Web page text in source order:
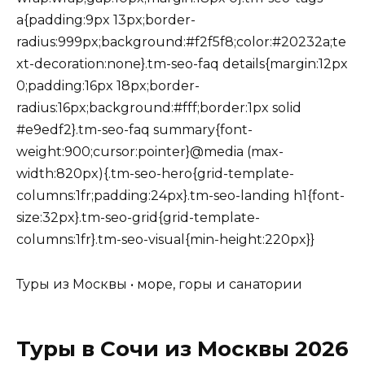
a{padding:9px 13px;border-
radius:999px;background:#f2f5f8;color:#20232a;te
xt-decoration:none}.tm-seo-faq details{margin:12px
0;padding:16px 18px;border-
radius:16px;background:#fff;border:1px solid
#e9edf2}.tm-seo-faq summary{font-
weight:900;cursor:pointer}@media (max-
width:820px){.tm-seo-hero{grid-template-
columns:1fr;padding:24px}.tm-seo-landing h1{font-
size:32px}.tm-seo-grid{grid-template-
columns:1fr}.tm-seo-visual{min-height:220px}}
Туры из Москвы • море, горы и санатории
Туры в Сочи из Москвы 2026